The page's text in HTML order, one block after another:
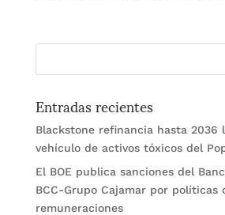
Entradas recientes
Blackstone refinancia hasta 2036
vehículo de activos tóxicos del
El BOE publica sanciones del
BCC-Grupo Cajamar por políticas
remuneraciones